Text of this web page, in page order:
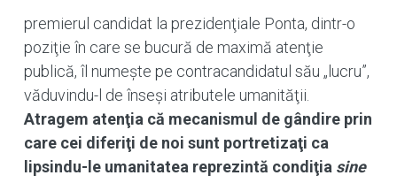
premierul candidat la prezidenţiale Ponta, dintr-o
poziţie în care se bucură de maximă atenţie
publică, îl numeşte pe contracandidatul său „lucru”,
văduvindu-l de înseşi atributele umanităţii.
Atragem atenţia că mecanismul de gândire prin
care cei diferiţi de noi sunt portretizaţi ca
lipsindu-le umanitatea reprezintă condiţia sine